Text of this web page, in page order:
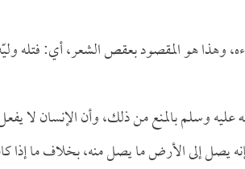
وهذا هو المقصود بعقص الشعر، أي: فتله
وسلم بالمنع من ذلك، وأن الإنسان لا يفعل
إلى الأرض ما يصل منه، بخلاف ما إذا كان